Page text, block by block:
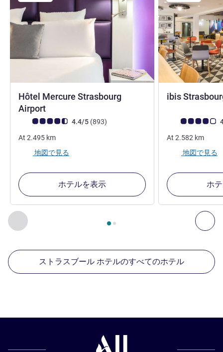
前に戻る - 周辺の他の施設 次
2ページ中 , 周辺の他の施設 1 :, 周辺の他の施設 2
Hôtel Mercure Strasbourg
Airport
お客さまの声 (確認済みレビュー アコーホテルズ)
4.4/5 (893件のレビュー
)
At 2.495 km
地図で見る
ホテルを表示
ibis
お客さまの声 (
At 2.582 km
地図で見る
ホ
ストラスブール ホテルのすべてのホテル